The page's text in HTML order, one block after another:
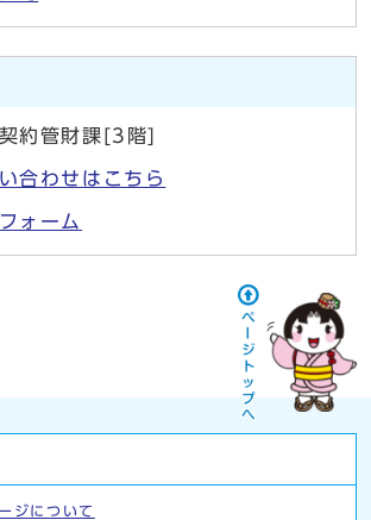
約管財課[3階]
合わせはこちら
ォーム
ジについて